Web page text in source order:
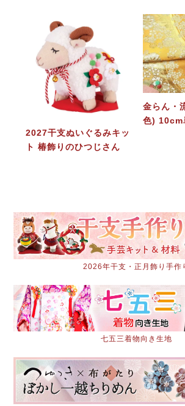
2027干支ぬいぐるみキッ
ト 椿飾りのひつじさん
金らん・
色) 10cm
2026年干支・正月飾り手作
七五三着物向き生地